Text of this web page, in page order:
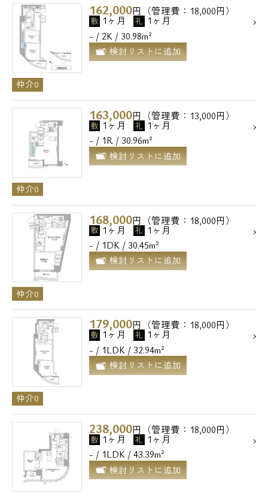
162,000円（管理費：18,000円）
敷 1ヶ月 礼 1ヶ月
- / 2K / 30.98m²
検討リストに追加
仲介0
163,000円（管理費：13,000円）
敷 1ヶ月 礼 1ヶ月
- / 1R / 30.96m²
検討リストに追加
仲介0
168,000円（管理費：18,000円）
敷 1ヶ月 礼 1ヶ月
- / 1DK / 30.45m²
検討リストに追加
仲介0
179,000円（管理費：18,000円）
敷 1ヶ月 礼 1ヶ月
- / 1LDK / 32.94m²
検討リストに追加
仲介0
238,000円（管理費：18,000円）
敷 1ヶ月 礼 1ヶ月
- / 1LDK / 43.39m²
検討リストに追加